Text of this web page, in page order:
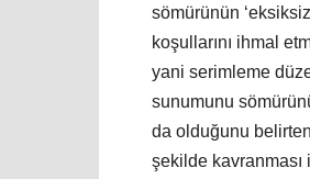
sömürünün
koşullarını ihmal
yani serimleme
sunumunu
da olduğunu
şekilde